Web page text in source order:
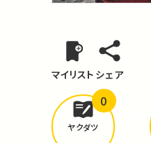
マイリスト シェア
どん
ヤクダツ
0